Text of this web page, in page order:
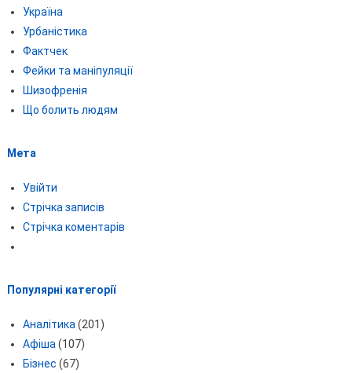
Україна
Урбаністика
Фактчек
Фейки та маніпуляції
Шизофренія
Що болить людям
Мета
Увійти
Стрічка записів
Стрічка коментарів
Популярні категорії
Аналітика (201)
Афіша (107)
Бізнес (67)